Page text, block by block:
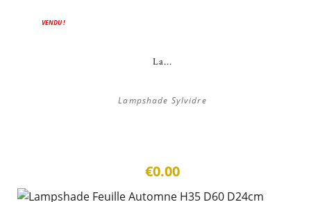
VENDU !
La...
Lampshade Sylvidre
€0.00